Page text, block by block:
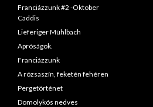
Franciázzunk #2 -Oktober
Caddis
Lieferiger Mühlbach
Apróságok.
Franciázzunk
A rózsaszín, feketén fehéren
Pergetörténet
Domolykós nedves